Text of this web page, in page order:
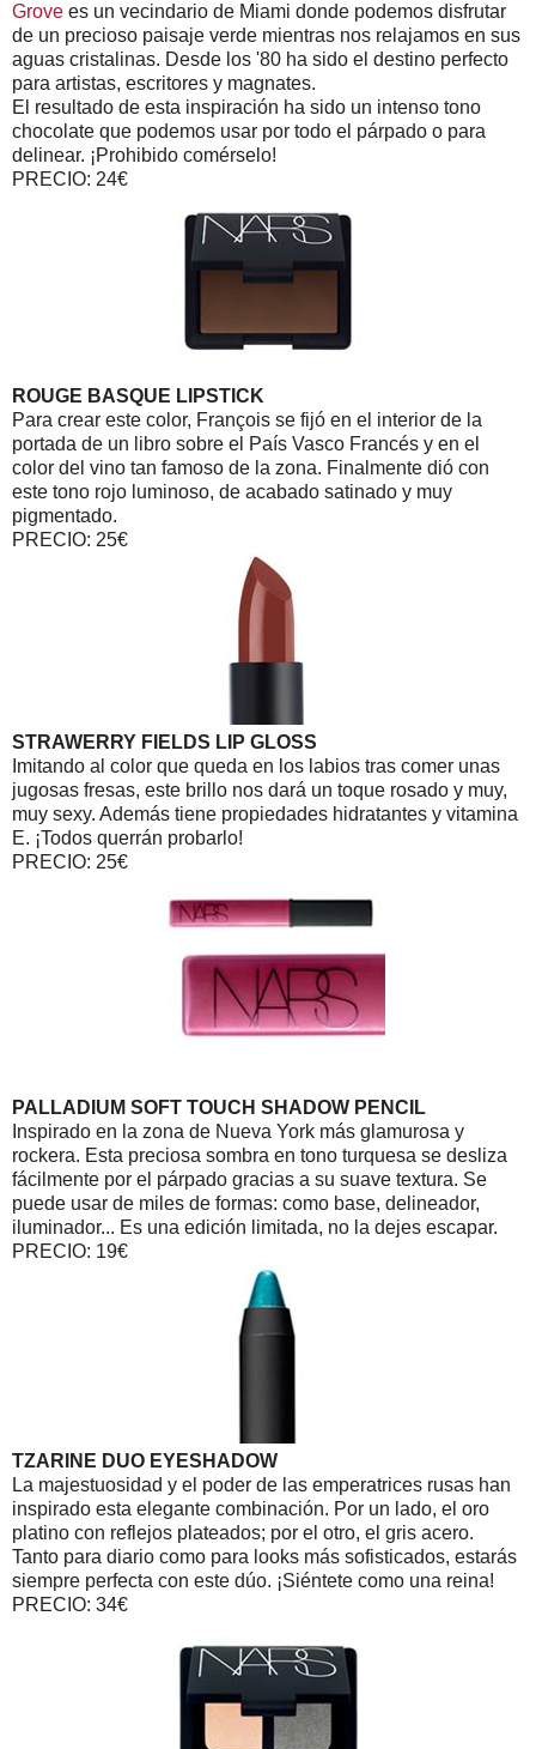
Grove es un vecindario de Miami donde podemos disfrutar
de un precioso paisaje verde mientras nos relajamos en sus
aguas cristalinas. Desde los '80 ha sido el destino perfecto
para artistas, escritores y magnates.
El resultado de esta inspiración ha sido un intenso tono
chocolate que podemos usar por todo el párpado o para
delinear. ¡Prohibido comérselo!
PRECIO: 24€
ROUGE BASQUE LIPSTICK
Para crear este color, François se fijó en el interior de la
portada de un libro sobre el País Vasco Francés y en el
color del vino tan famoso de la zona. Finalmente dió con
este tono rojo luminoso, de acabado satinado y muy
pigmentado.
PRECIO: 25€
STRAWERRY FIELDS LIP GLOSS
Imitando al color que queda en los labios tras comer unas
jugosas fresas, este brillo nos dará un toque rosado y muy,
muy sexy. Además tiene propiedades hidratantes y vitamina
E. ¡Todos querrán probarlo!
PRECIO: 25€
PALLADIUM SOFT TOUCH SHADOW PENCIL
Inspirado en la zona de Nueva York más glamurosa y
rockera. Esta preciosa sombra en tono turquesa se desliza
fácilmente por el párpado gracias a su suave textura. Se
puede usar de miles de formas: como base, delineador,
iluminador... Es una edición limitada, no la dejes escapar.
PRECIO: 19€
TZARINE DUO EYESHADOW
La majestuosidad y el poder de las emperatrices rusas han
inspirado esta elegante combinación. Por un lado, el oro
platino con reflejos plateados; por el otro, el gris acero.
Tanto para diario como para looks más sofisticados, estarás
siempre perfecta con este dúo. ¡Siéntete como una reina!
PRECIO: 34€